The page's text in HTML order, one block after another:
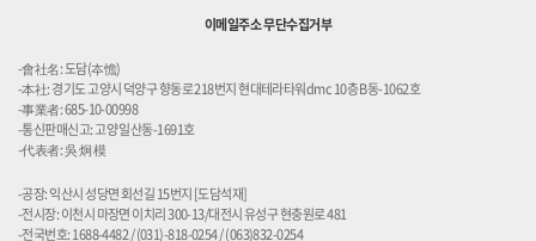
이메일주소 무단수집거부
-會社名: 도담(夲憺)
-本社: 경기도 고양시 덕양구 향동로 218번지 현대테라타워dmc 10층 B동-1062호
-事業者: 685-10-00998
-통신판매신고: 고양 일산동-1691호
-代表者: 吳 炯 模
-공장: 익산시 성당면 회선길 15번지 [도담석재]
-전시장: 이천시 마장면 이치리 300-13/대전시 유성구 현충원로 481
-전국번호: 1688-4482 / (031)-818-0254 / (063)832-0254